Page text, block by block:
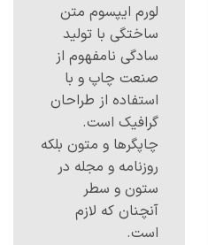
لورم ایپسوم متن
ساختگی با تولید
سادگی نامفهوم از
صنعت چاپ و با
استفاده از طراحان
گرافیک است.
چاپگرها و متون بلکه
روزنامه و مجله در
ستون و سطر
آنچنان که لازم
است.